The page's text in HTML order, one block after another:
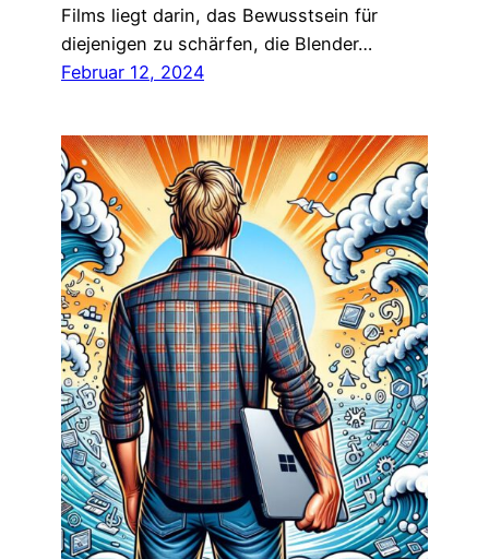
Films liegt darin, das Bewusstsein für
diejenigen zu schärfen, die Blender…
Februar 12, 2024